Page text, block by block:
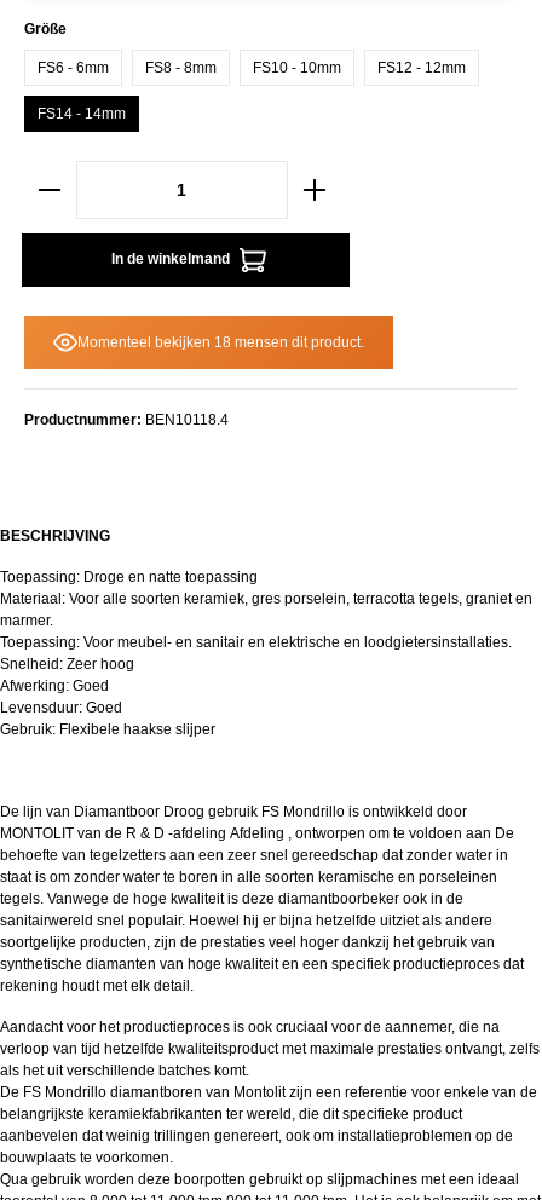
Selecteer
Größe
FS6 - 6mm FS8 - 8mm FS10 - 10mm FS12 - 12mm
FS14 - 14mm
In de winkelmand
Momenteel bekijken 18 mensen dit product.
Productnummer: BEN10118.4
BESCHRIJVING
Toepassing: Droge en natte toepassing
Materiaal: Voor alle soorten keramiek, gres porselein, terracotta tegels, graniet en
marmer.
Toepassing: Voor meubel- en sanitair en elektrische en loodgietersinstallaties.
Snelheid: Zeer hoog
Afwerking: Goed
Levensduur: Goed
Gebruik: Flexibele haakse slijper
De lijn van Diamantboor Droog gebruik FS Mondrillo is ontwikkeld door
MONTOLIT van de R & D -afdeling Afdeling , ontworpen om te voldoen aan De
behoefte van tegelzetters aan een zeer snel gereedschap dat zonder water in
staat is om zonder water te boren in alle soorten keramische en porseleinen
tegels. Vanwege de hoge kwaliteit is deze diamantboorbeker ook in de
sanitairwereld snel populair. Hoewel hij er bijna hetzelfde uitziet als andere
soortgelijke producten, zijn de prestaties veel hoger dankzij het gebruik van
synthetische diamanten van hoge kwaliteit en een specifiek productieproces dat
rekening houdt met elk detail.
Aandacht voor het productieproces is ook cruciaal voor de aannemer, die na
verloop van tijd hetzelfde kwaliteitsproduct met maximale prestaties ontvangt, zelfs
als het uit verschillende batches komt.
De FS Mondrillo diamantboren van Montolit zijn een referentie voor enkele van de
belangrijkste keramiekfabrikanten ter wereld, die dit specifieke product
aanbevelen dat weinig trillingen genereert, ook om installatieproblemen op de
bouwplaats te voorkomen.
Qua gebruik worden deze boorpotten gebruikt op slijpmachines met een ideaal